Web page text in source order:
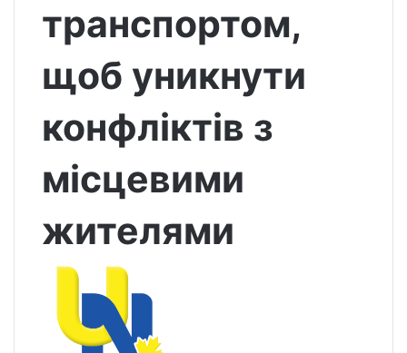
транспортом,
щоб уникнути
конфліктів з
місцевими
жителями